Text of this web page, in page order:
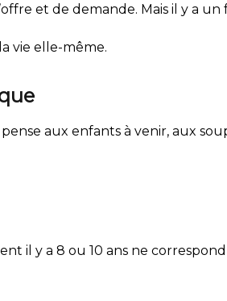
et de demande. Mais il y a
vie elle-même.
aux enfants à venir, aux
il y a 8 ou 10 ans ne